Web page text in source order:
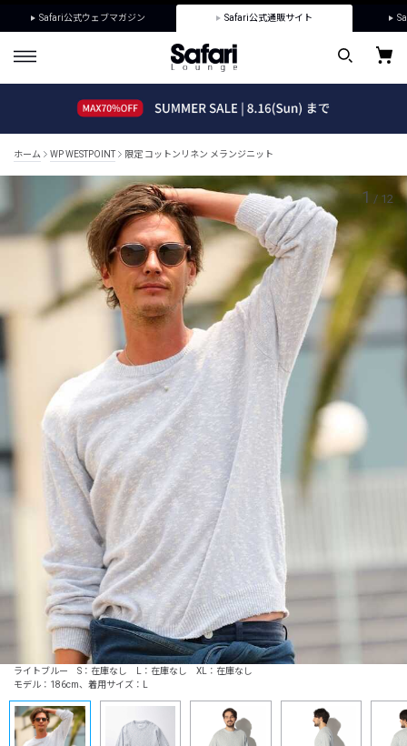
Safari公式ウェブマガジン Safari公式通販サイト
ホーム WP WESTPOINT 限定 コットンリネン メランジニット
ライトブルー S：在庫なし L：在庫なし XL：在庫なし
モデル：186cm、着用サイズ：L
1 / 12